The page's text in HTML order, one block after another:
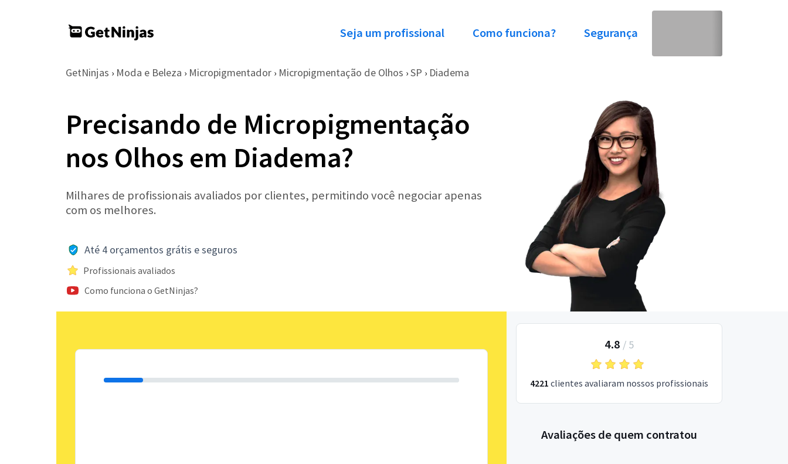
Seja um profissional Como funciona? Segurança
GetNinjas › Moda e Beleza › Micropigmentador › Micropigmentação de Olhos › SP › Diadema
Precisando de Micropigmentação
nos Olhos em Diadema?
Milhares de profissionais avaliados por clientes, permitindo você negociar apenas
com os melhores.
Até 4 orçamentos grátis e seguros
Profissionais avaliados
Como funciona o GetNinjas?
4.8 / 5
4221 clientes avaliaram nossos profissionais
Avaliações de quem contratou